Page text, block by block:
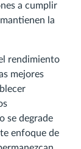
a cumplir
la
rendimiento
mejores
se degrade
enfoque de